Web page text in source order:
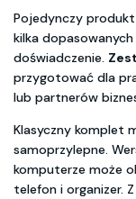
Pojedynczy
kilka
doświadczenie.
przygotować dla
lub partnerów
Klasyczny komplet
samoprzylepne.
komputerze może
telefon i organizer.